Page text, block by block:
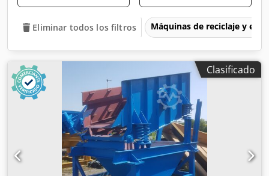
Eliminar todos los filtros Máquinas de reciclaje y
Clasificado